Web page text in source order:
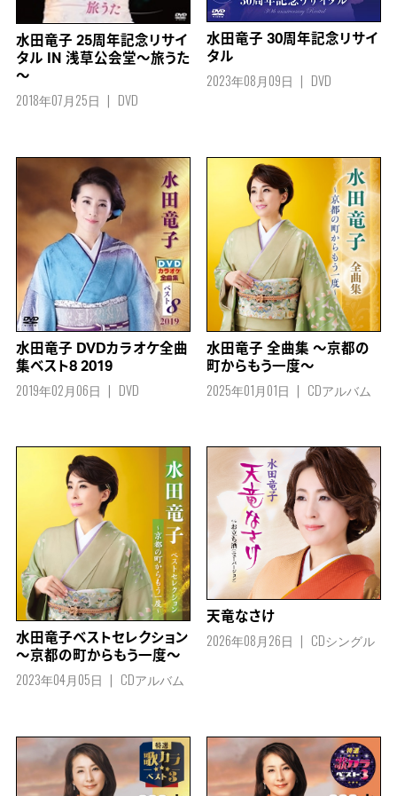
水田竜子 25周年記念リサイ
タル IN 浅草公会堂～旅うた
～
2018年07月25日 DVD
水田竜子 30周年記念リサイ
タル
2023年08月09日 DVD
水田竜子 DVDカラオケ全曲
集ベスト8 2019
2019年02月06日 DVD
水田竜子 全曲集 ～京都の
町からもう一度～
2025年01月01日 CDアルバム
水田竜子ベストセレクション
～京都の町からもう一度～
2023年04月05日 CDアルバム
天竜なさけ
2026年08月26日 CDシングル